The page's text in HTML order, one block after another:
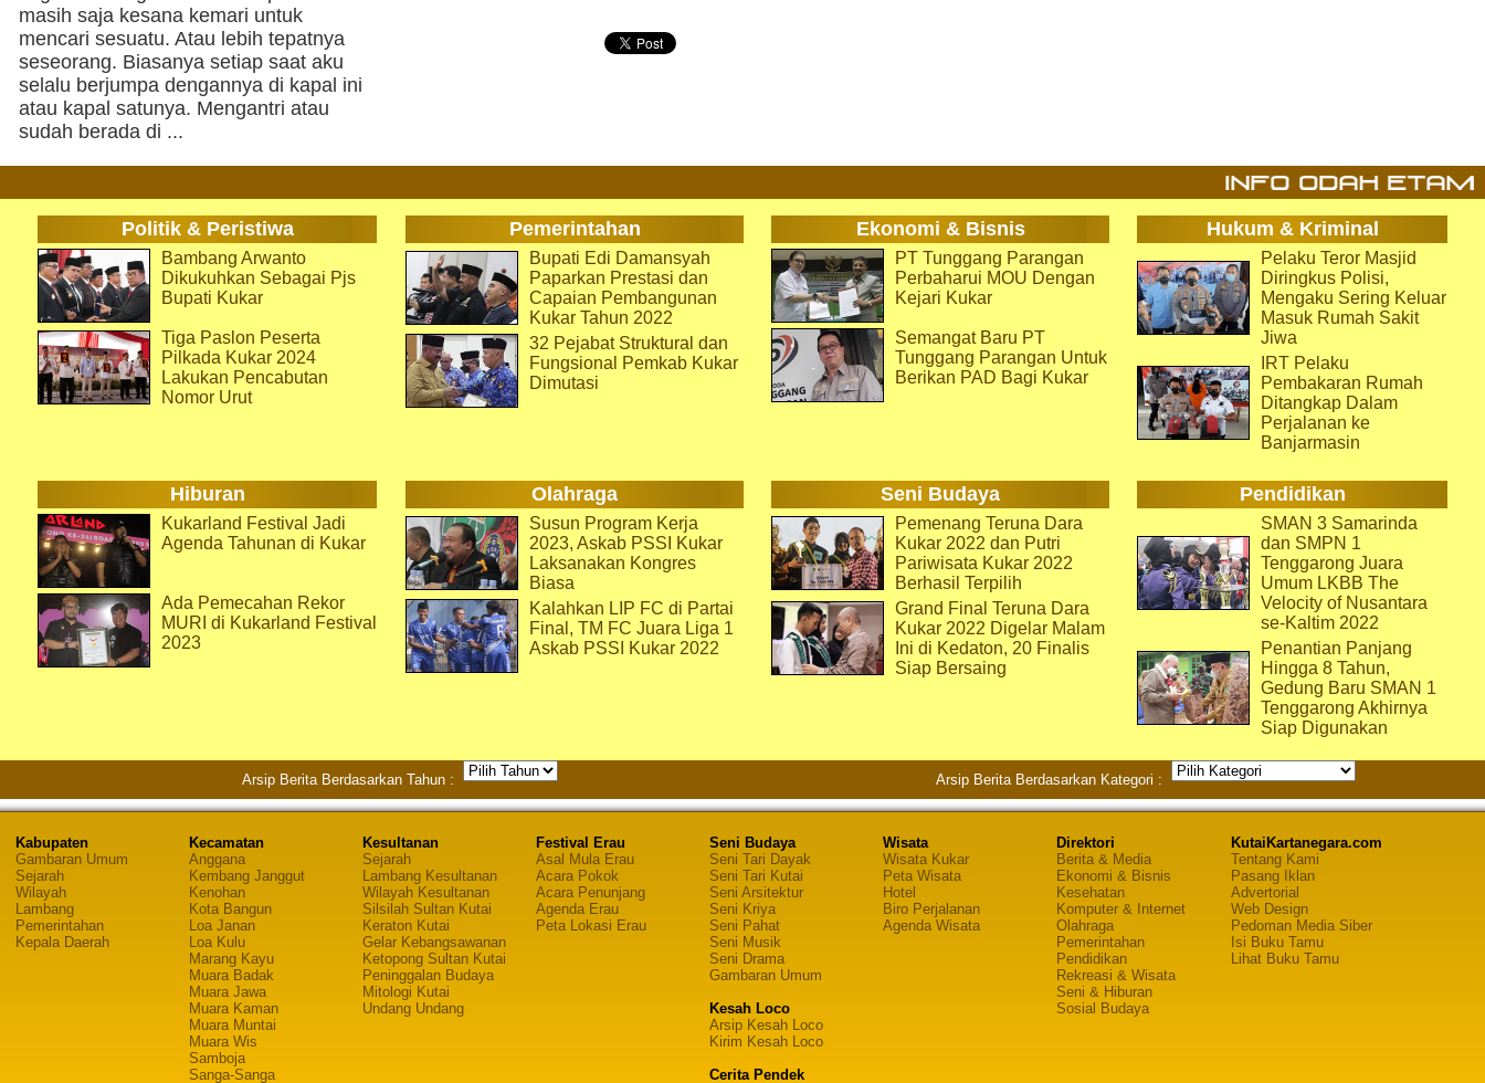
masih saja kesana kemari untuk
mencari sesuatu. Atau lebih tepatnya
seseorang. Biasanya setiap saat aku
selalu berjumpa dengannya di kapal ini
atau kapal satunya. Mengantri atau
sudah berada di ...
Politik & Peristiwa Pemerintahan Ekonomi & Bisnis Hukum & Kriminal
Bambang Arwanto
Dikukuhkan Sebagai Pjs
Bupati Kukar
Tiga Paslon Peserta
Pilkada Kukar 2024
Lakukan Pencabutan
Nomor Urut
Bupati Edi Damansyah
Paparkan Prestasi dan
Capaian Pembangunan
Kukar Tahun 2022
32 Pejabat Struktural dan
Fungsional Pemkab Kukar
Dimutasi
PT Tunggang Parangan
Perbaharui MOU Dengan
Kejari Kukar
Semangat Baru PT
Tunggang Parangan Untuk
Berikan PAD Bagi Kukar
Pelaku Teror Masjid
Diringkus Polisi,
Mengaku Sering Keluar
Masuk Rumah Sakit
Jiwa
IRT Pelaku
Pembakaran Rumah
Ditangkap Dalam
Perjalanan ke
Banjarmasin
Hiburan Olahraga Seni Budaya Pendidikan
Kukarland Festival Jadi
Agenda Tahunan di Kukar
Ada Pemecahan Rekor
MURI di Kukarland Festival
2023
Susun Program Kerja
2023, Askab PSSI Kukar
Laksanakan Kongres
Biasa
Kalahkan LIP FC di Partai
Final, TM FC Juara Liga 1
Askab PSSI Kukar 2022
Pemenang Teruna Dara
Kukar 2022 dan Putri
Pariwisata Kukar 2022
Berhasil Terpilih
Grand Final Teruna Dara
Kukar 2022 Digelar Malam
Ini di Kedaton, 20 Finalis
Siap Bersaing
SMAN 3 Samarinda
dan SMPN 1
Tenggarong Juara
Umum LKBB The
Velocity of Nusantara
se-Kaltim 2022
Penantian Panjang
Hingga 8 Tahun,
Gedung Baru SMAN 1
Tenggarong Akhirnya
Siap Digunakan
Arsip Berita Berdasarkan Tahun : Arsip Berita Berdasarkan Kategori :
Kabupaten
Gambaran Umum
Sejarah
Wilayah
Lambang
Pemerintahan
Kepala Daerah
Kecamatan
Anggana
Kembang Janggut
Kenohan
Kota Bangun
Loa Janan
Loa Kulu
Marang Kayu
Muara Badak
Muara Jawa
Muara Kaman
Muara Muntai
Muara Wis
Samboja
Sanga-Sanga
Kesultanan
Sejarah
Lambang Kesultanan
Wilayah Kesultanan
Silsilah Sultan Kutai
Keraton Kutai
Gelar Kebangsawanan
Ketopong Sultan Kutai
Peninggalan Budaya
Mitologi Kutai
Undang Undang
Festival Erau
Asal Mula Erau
Acara Pokok
Acara Penunjang
Agenda Erau
Peta Lokasi Erau
Seni Budaya
Seni Tari Dayak
Seni Tari Kutai
Seni Arsitektur
Seni Kriya
Seni Pahat
Seni Musik
Seni Drama
Gambaran Umum
Kesah Loco
Arsip Kesah Loco
Kirim Kesah Loco
Cerita Pendek
Wisata
Wisata Kukar
Peta Wisata
Hotel
Biro Perjalanan
Agenda Wisata
Direktori
Berita & Media
Ekonomi & Bisnis
Kesehatan
Komputer & Internet
Olahraga
Pemerintahan
Pendidikan
Rekreasi & Wisata
Seni & Hiburan
Sosial Budaya
KutaiKartanegara.com
Tentang Kami
Pasang Iklan
Advertorial
Web Design
Pedoman Media Siber
Isi Buku Tamu
Lihat Buku Tamu